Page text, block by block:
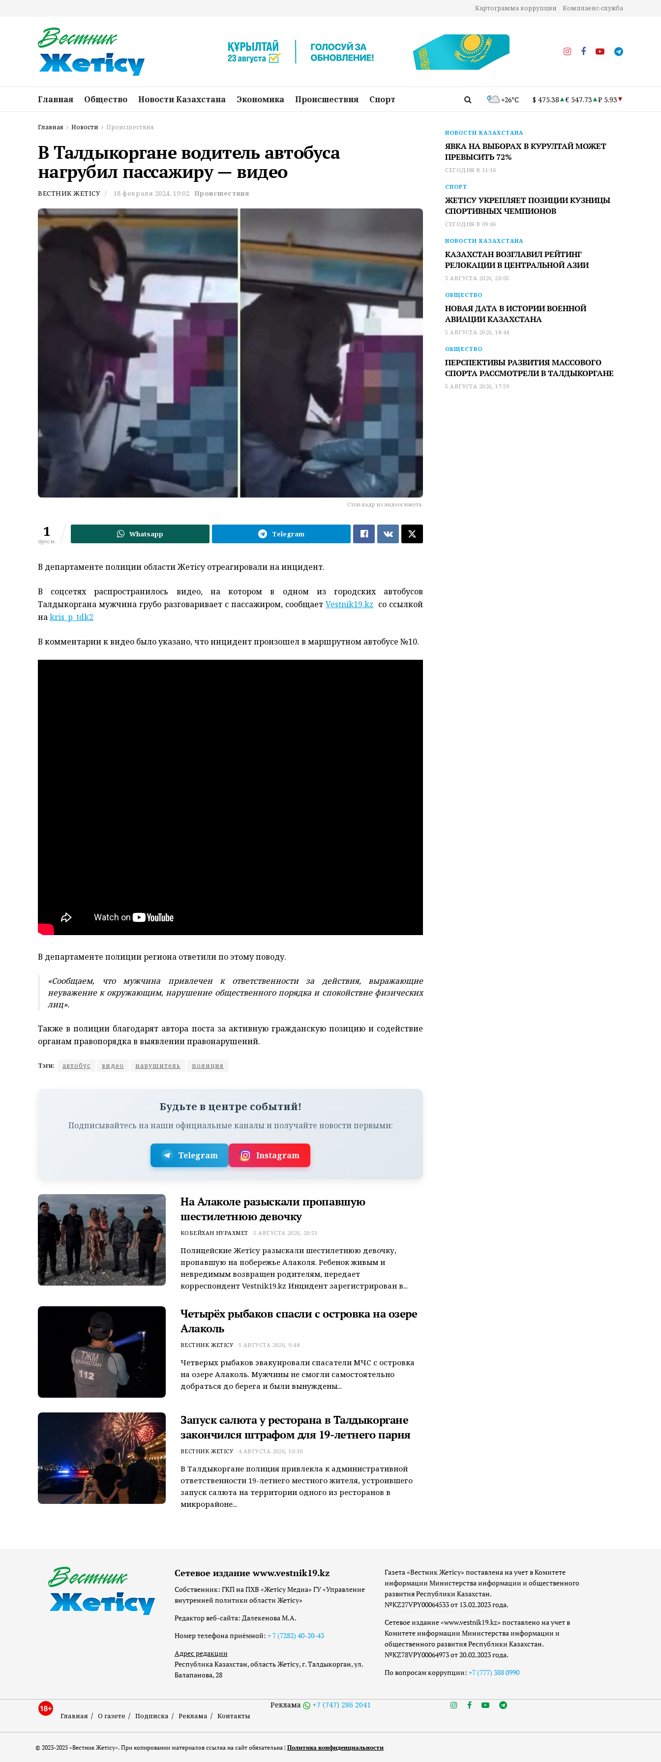
Картограмма коррупции Комплаенс-служба
Главная Общество Новости Казахстана Экономика Происшествия Спорт +26°C $ 475.38 € 547.73 ₽ 5.93
Главная Новости Происшествия
В Талдыкоргане водитель автобуса
нагрубил пассажиру — видео
ВЕСТНИК ЖЕТІСУ 18 февраля 2024, 19:02 Происшествия
Стоп-кадр из видеосюжета.
1
просм.
Whatsapp Telegram
В департаменте полиции области Жетiсу отреагировали на инцидент.
В соцсетях распространилось видео, на котором в одном из городских автобусов
Талдыкоргана мужчина грубо разговаривает с пассажиром, сообщаетVestnik19.kz со ссылкой
наkris_p_tdk2
В комментарии к видео было указано, что инцидент произошел в маршрутном автобусе №10.
В департаменте полиции региона ответили по этому поводу.
«Сообщаем, что мужчина привлечен к ответственности за действия, выражающие
неуважение к окружающим, нарушение общественного порядка и спокойствие физических
лиц».
Также в полиции благодарят автора поста за активную гражданскую позицию и содействие
органам правопорядка в выявлении правонарушений.
Тэги: автобус видео нарушитель полиция
Будьте в центре событий!
Подписывайтесь на наши официальные каналы и получайте новости первыми:
Telegram Instagram
На Алаколе разыскали пропавшую
шестилетнюю девочку
КОБЕЙХАН НУРАХМЕТ 5 АВГУСТА 2026, 20:53
Полицейские Жетісу разыскали шестилетнюю девочку,
пропавшую на побережье Алаколя. Ребенок живым и
невредимым возвращен родителям, передает
корреспондент Vestnik19.kz Инцидент зарегистрирован в...
Четырёх рыбаков спасли с островка на озере
Алаколь
ВЕСТНИК ЖЕТІСУ 5 АВГУСТА 2026, 9:48
Четверых рыбаков эвакуировали спасатели МЧС с островка
на озере Алаколь. Мужчины не смогли самостоятельно
добраться до берега и были вынуждены...
Запуск салюта у ресторана в Талдыкоргане
закончился штрафом для 19-летнего парня
ВЕСТНИК ЖЕТІСУ 4 АВГУСТА 2026, 10:30
В Талдыкоргане полиция привлекла к административной
ответственности 19-летнего местного жителя, устроившего
запуск салюта на территории одного из ресторанов в
микрорайоне...
НОВОСТИ КАЗАХСТАНА
ЯВКА НА ВЫБОРАХ В КУРУЛТАЙ МОЖЕТ
ПРЕВЫСИТЬ 72%
СЕГОДНЯ В 11:16
СПОРТ
ЖЕТІСУ УКРЕПЛЯЕТ ПОЗИЦИИ КУЗНИЦЫ
СПОРТИВНЫХ ЧЕМПИОНОВ
СЕГОДНЯ В 09:46
НОВОСТИ КАЗАХСТАНА
КАЗАХСТАН ВОЗГЛАВИЛ РЕЙТИНГ
РЕЛОКАЦИИ В ЦЕНТРАЛЬНОЙ АЗИИ
5 АВГУСТА 2026, 20:05
ОБЩЕСТВО
НОВАЯ ДАТА В ИСТОРИИ ВОЕННОЙ
АВИАЦИИ КАЗАХСТАНА
5 АВГУСТА 2026, 18:44
ОБЩЕСТВО
ПЕРСПЕКТИВЫ РАЗВИТИЯ МАССОВОГО
СПОРТА РАССМОТРЕЛИ В ТАЛДЫКОРГАНЕ
5 АВГУСТА 2026, 17:59
Сетевое издание www.vestnik19.kz
Собственник: ГКП на ПХВ «Жетісу Медиа» ГУ «Управление
внутренней политики области Жетісу»
Редактор веб-сайта: Далекенова М.А.
Номер телефона приёмной: + 7 (7282) 40-20-43
Адрес редакции
Республика Казахстан, область Жетісу, г. Талдыкорган, ул.
Балапанова, 28
Газета «Вестник Жетісу» поставлена на учет в Комитете
информации Министерства информации и общественного
развития Республики Казахстан.
№KZ27VPY00064533 от 13.02.2023 года.
Сетевое издание «www.vestnik19.kz» поставлено на учет в
Комитете информации Министерства информации и
общественного развития Республики Казахстан.
№KZ78VPY00064973 от 20.02.2023 года.
По вопросам коррупции: +7 (777) 388 0990
Главная О газете Подписка Реклама Контакты
Реклама +7 (747) 286 2041
© 2023-2025 «Вестник Жетісу». При копировании материалов ссылка на сайт обязательна | Политика конфиденциальности